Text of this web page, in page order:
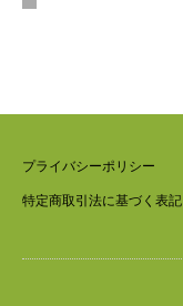
プライバシーポリシー
特定商取引法に基づく表記